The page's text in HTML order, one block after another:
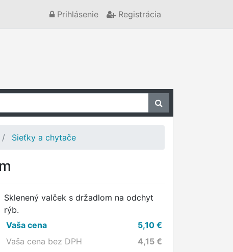
Prihlásenie Registrácia
Sieťky a chytače
Sklenený valček s držadlom na odchyt
rýb.
Vaša cena
5,10€
Vaša cena bez DPH
4,15€